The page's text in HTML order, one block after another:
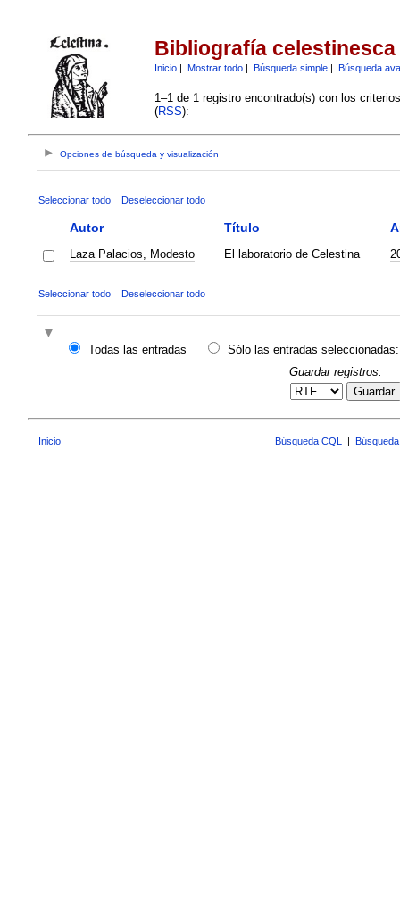
Bibliografía celestinesca
Inicio| Mostrar todo| Búsqueda simple| Búsqueda
1–1 de 1 registro encontrado(s) con los
(RSS):
Opciones de búsqueda y visualización
Seleccionar todo Deseleccionar todo
Autor Título
Laza Palacios, Modesto El laboratorio de Celestina
Seleccionar todo Deseleccionar todo
Todas las entradas
Sólo las entradas seleccionadas:
Guardar registros:
Guardar
Inicio Búsqueda CQL